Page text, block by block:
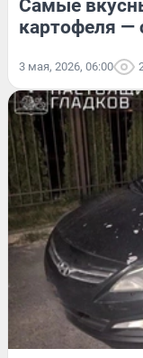
Самые
картофеля —
3 мая, 2026, 06:00